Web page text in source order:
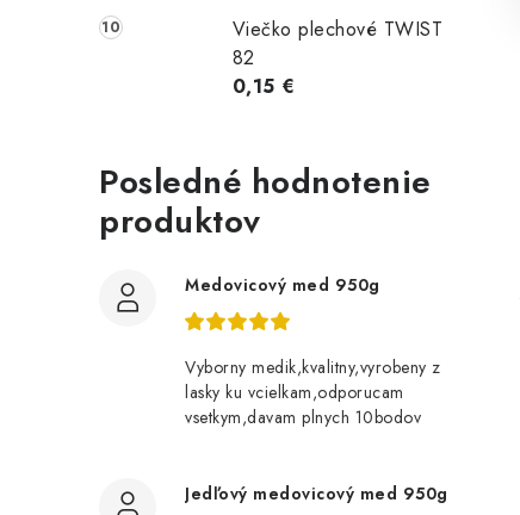
Viečko plechové TWIST
82
0,15 €
Posledné hodnotenie
produktov
Medovicový med 950g
Vyborny medik,kvalitny,vyrobeny z
lasky ku vcielkam,odporucam
vsetkym,davam plnych 10bodov
Jedľový medovicový med 950g